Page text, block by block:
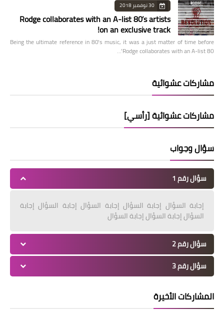
30 نوفمبر 2018
Rodge collaborates with an A-list 80’s artists
on an exclusive track!
Being the ultimate reference in 80’s music, it was a just matter of time before
Rodge collaborates with an A-list 80’…
مشاركات عشوائية
مشاركات عشوائية [رأسي]
سؤال وجواب
سؤال رقم 1
إجابة السؤال إجابة السؤال إجابة السؤال إجابة السؤال إجابة
السؤال إجابة السؤال إجابة السؤال
سؤال رقم 2
سؤال رقم 3
المشاركات الأخيرة